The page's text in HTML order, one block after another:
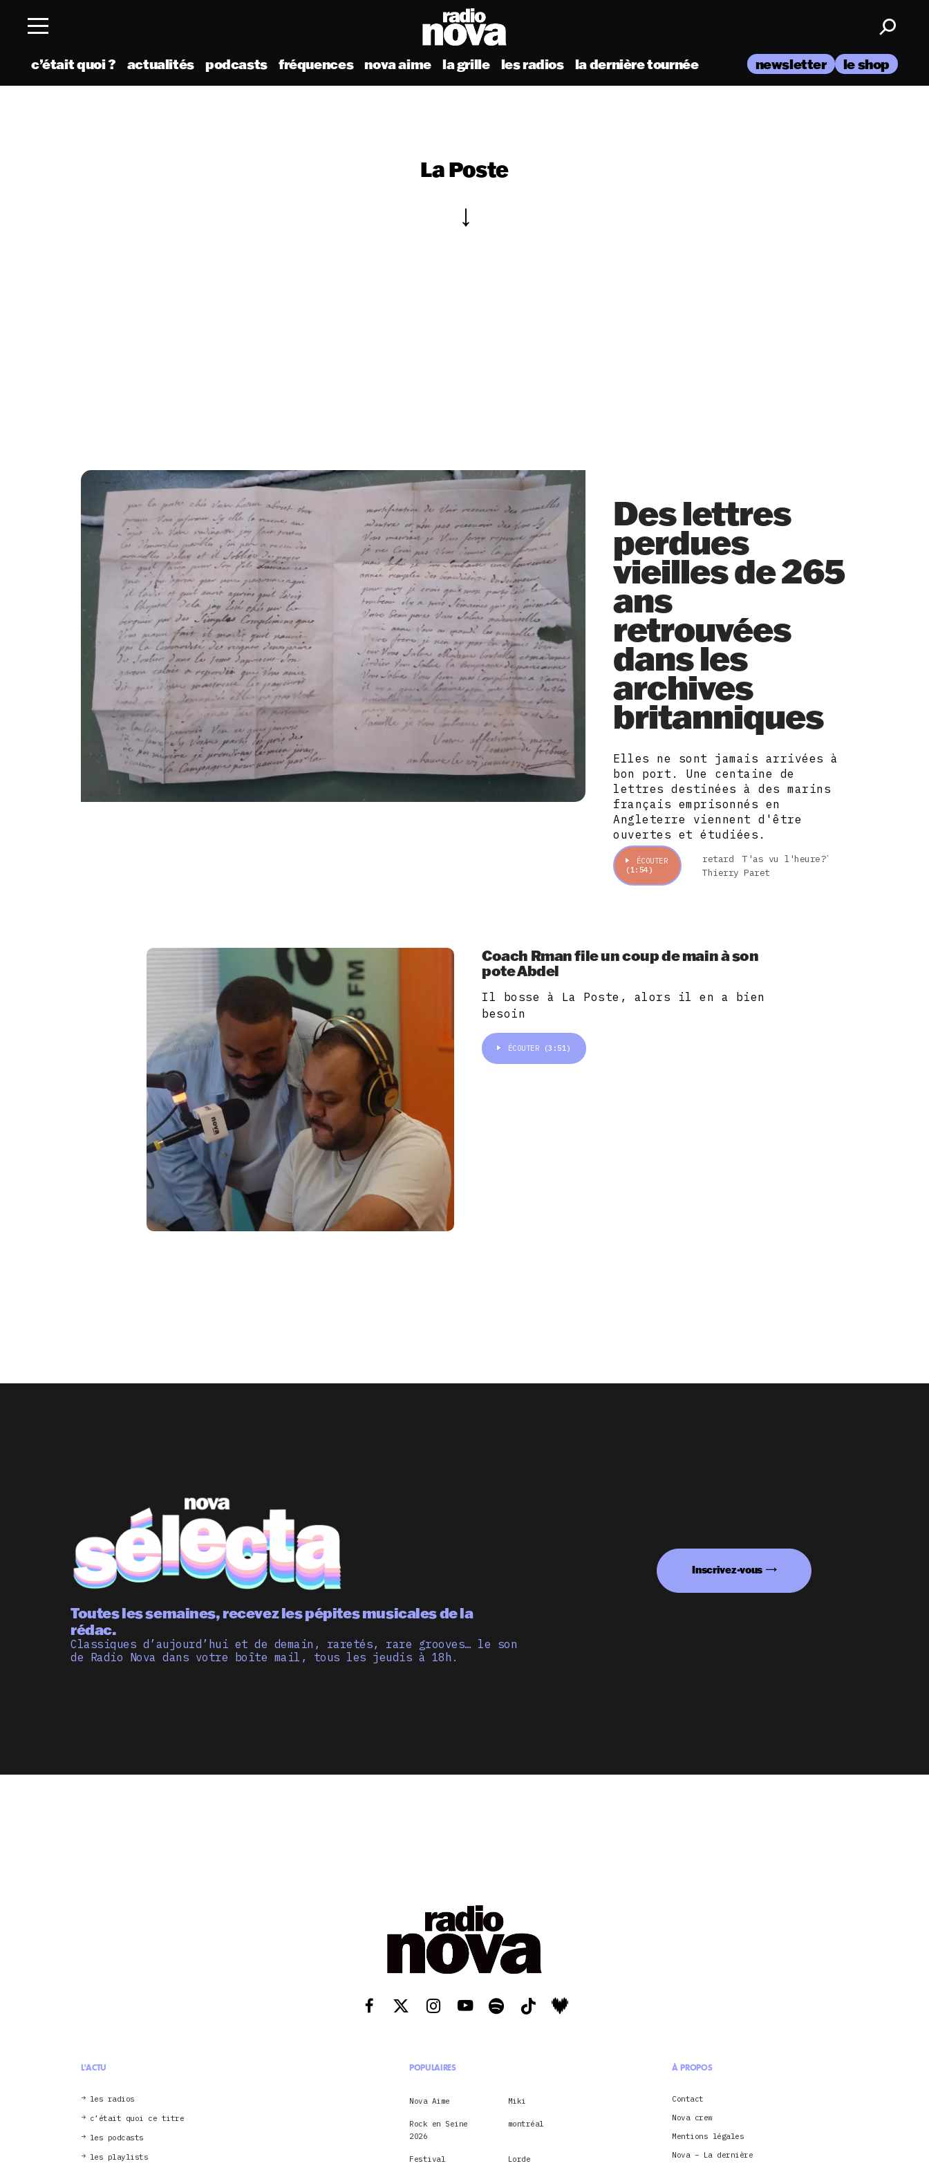
c’était quoi ? actualités podcasts fréquences nova aime la grille les radios la dernière tournée newsletter le shop
La Poste
Des lettres
perdues
vieilles de 265
ans
retrouvées
dans les
archives
britanniques
Elles ne sont jamais arrivées à
bon port. Une centaine de
lettres destinées à des marins
français emprisonnés en
Angleterre viennent d'être
ouvertes et étudiées.
ÉCOUTER
(1:54)
retard
T'as vu l'heure?`
Thierry Paret
Coach Rman file un coup de main à son
pote Abdel
Il bosse à La Poste, alors il en a bien
besoin
ÉCOUTER (3:51)
Toutes les semaines, recevez les pépites musicales de la
rédac.
Classiques d’aujourd’hui et de demain, raretés, rare grooves… le son
de Radio Nova dans votre boîte mail, tous les jeudis à 18h.
Inscrivez-vous
L'ACTU
les radios
c’était quoi ce titre
les podcasts
les playlists
POPULAIRES
Nova Aime Miki
Rock en Seine
2026
montréal
Festival
Lorde
À PROPOS
Contact
Nova crew
Mentions légales
Nova – La dernière